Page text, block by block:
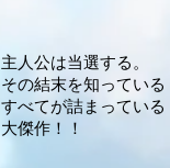
主人公は当選する。
その結末を知ってい
すべてが詰まっている
大傑作！！